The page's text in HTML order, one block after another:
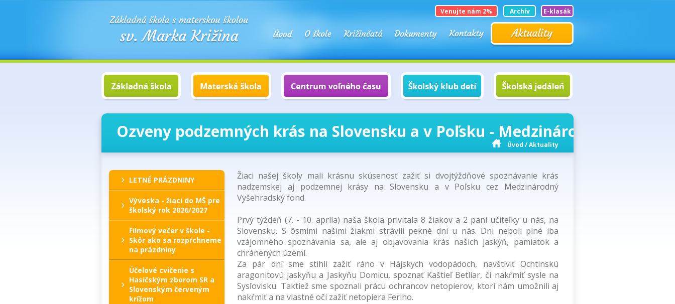
Archív E-klasák
Venujte nám 2%
Ozveny podzemných krás na Slovensku a v Poľsku - Medzinárodný
Úvod /Aktuality
LETNÉ PRÁZDNINY
Výveska - žiaci do MŠ pre
školský rok 2026/2027
Filmový večer v škole -
Skôr ako sa rozpŕchneme
na prázdniny
Účelové cvičenie s
Hasičským zborom SR a
Slovenským červeným
krížom
Žiaci našej školy mali krásnu skúsenosť zažiť si dvojtýždňové spoznávanie krás
nadzemskej aj podzemnej krásy na Slovensku a v Poľsku cez Medzinárodný
Vyšehradský fond.
Prvý týždeň (7. - 10. apríla) naša škola privítala 8 žiakov a 2 pani učiteľky u nás, na
Slovensku. S ôsmimi našimi žiakmi strávili pekné dni u nás. Dni neboli plné iba
vzájomného spoznávania sa, ale aj objavovania krás našich jaskýň, pamiatok a
chránených území.
Za pár dní sme stihli zažiť ráno v Hájskych vodopádoch, navštíviť Ochtinskú
aragonitovú jaskyňu a Jaskyňu Domicu, spoznať Kaštieľ Betliar, či nakŕmiť sysle na
Sysľovisku. Taktiež sme spoznali prácu ochrancov netopierov, ktorí nám umožnili aj
nakŕmiť a na vlastné oči zažiť netopiera Feriho.